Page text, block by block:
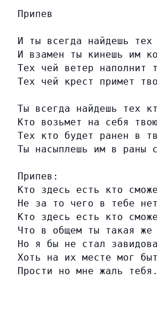
Припев
И ты всегда найдешь тех
И взамен ты кинешь им
Тех чей ветер наполнит
Тех чей крест примет
Ты всегда найдешь тех
Кто возьмет на себя
Тех кто будет ранен в
Ты насыплешь им в раны
Припев:
Кто здесь есть кто
Не за то чего в тебе
Кто здесь есть кто
Что в общем ты такая же
Но я бы не стал
Хоть на их месте мог
Прости но мне жаль тебя.